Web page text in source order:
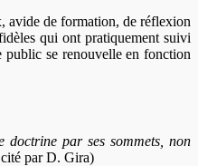
de formation, de réflexion
qui ont pratiquement suivi
se renouvelle en fonction
doctrine par ses sommets, non
par D. Gira)